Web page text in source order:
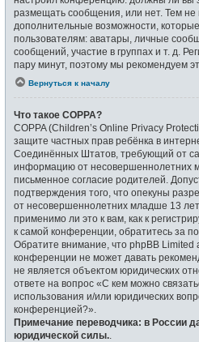
размещать сообщения, или нет. Тем не
дополнительные возможности,
пользователям: аватары, личные
сообщений, участие в группах и т. д.
пару минут, поэтому мы рекомендуем
Вернуться к началу
Что такое COPPA?
COPPA (Children’s Online Privacy
защите частных прав ребёнка в
Соединённых Штатов, требующий от
информацию от несовершеннолетних
письменное согласие родителей.
подтверждения того, что опекуны
от несовершеннолетних младше 13
применимо ли это к вам, как к
к самой конференции, обратитесь за
Обратите внимание, что phpBB Limited
конференции не может давать
не является объектом юридических
ответе на вопрос «С кем можно
использования и/или юридических
конференцией?».
Примечание переводчика: в России
юридической силы.